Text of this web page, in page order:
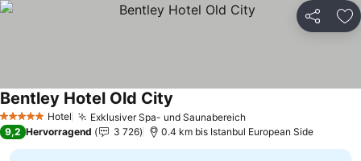
Teilen
5 Sterne Hotel Exklusiver Spa- und SaunabereichPreise sehen
Bentley Hotel Old City
9,2 Hervorragend 3 726 0.4 km bis Istanbul European Side